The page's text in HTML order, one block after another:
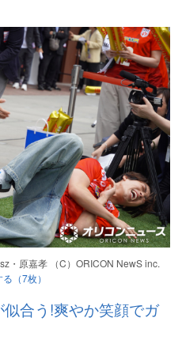
・原嘉孝 （C）ORICON NewS inc.
（7枚）
似合う!爽やか笑顔でガ